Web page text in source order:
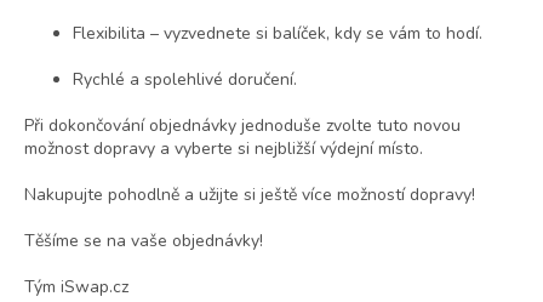
Flexibilita – vyzvednete si balíček, kdy se vám to hodí.
Rychlé a spolehlivé doručení.
Při dokončování objednávky jednoduše zvolte tuto novou
možnost dopravy a vyberte si nejbližší výdejní místo.
Nakupujte pohodlně a užijte si ještě více možností dopravy!
Těšíme se na vaše objednávky!
Tým iSwap.cz